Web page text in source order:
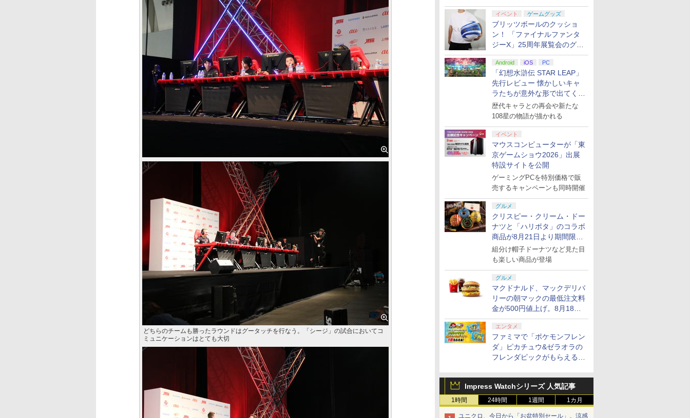
イベント ゲームグッズ
ブリッツボールのクッショ
ン！ 「ファイナルファンタ
ジーX」25周年展覧会のグッ
ズ情報が公開
Android iOS PC
「幻想水滸伝 STAR LEAP」
先行レビュー 懐かしいキャ
ラたちが意外な形で出てくる
シリーズ完全新作！
歴代キャラとの再会や新たな
108星の物語が描かれる
イベント
マウスコンピューターが「東
京ゲームショウ2026」出展
特設サイトを公開
ゲーミングPCを特別価格で販
売するキャンペーンも同時開催
グルメ
クリスピー・クリーム・ドー
ナツと「ハリポタ」のコラボ
商品が8月21日より期間限定
で発売
組分け帽子ドーナツなど見た目
も楽しい商品が登場
グルメ
マクドナルド、マックデリバ
リーの朝マックの最低注文料
金が500円値上げ。8月18日
より1,500円から受付
エンタメ
ファミマで「ポケモンフレン
ダ」ピカチュウ&ゼラオラの
フレンダピックがもらえるキ
Impress Watchシリーズ 人気記事
1時間 24時間 1週間 1カ月
ユニクロ、今日から「お盆特別セール」。涼感
どちらのチームも勝ったラウンドはグータッチを行なう。「シージ」の試合においてコ
ミュニケーションはとても大切